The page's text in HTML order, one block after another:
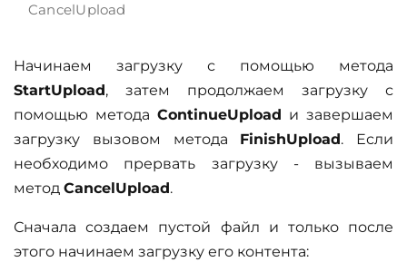
CancelUpload
Начинаем загрузку с помощью метода
StartUpload, затем продолжаем загрузку с
помощью метода ContinueUpload и завершаем
загрузку вызовом метода FinishUpload. Если
необходимо прервать загрузку - вызываем
метод CancelUpload.
Сначала создаем пустой файл и только после
этого начинаем загрузку его контента: